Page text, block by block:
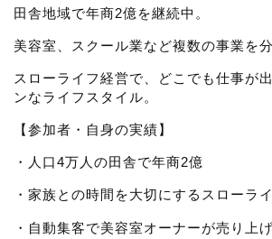
田舎地域で年商2億を継続中。
美容室、スクール業など複数の事業を分
スローライフ経営で、どこでも仕事が
ンなライフスタイル。
【参加者・自身の実績】
・人口4万人の田舎で年商2億
・家族との時間を大切にするスローラ
・自動集客で美容室オーナーが売り上